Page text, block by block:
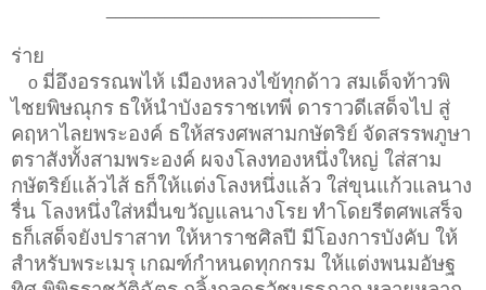
ร่าย
o มี่อึงอรรณพไห้ เมืองหลวงไข้ทุกด้าว สมเด็จท้าวพิ
ไชยพิษณุกร ธให้นำบังอรราชเทพี ดาราวดีเสด็จไป สู่
คฤหาไลยพระองค์ ธให้สรงศพสามกษัตริย์ จัดสรรพภูษา
ตราสังทั้งสามพระองค์ ผจงโลงทองหนึ่งใหญ่ ใส่สาม
กษัตริย์แล้วไส้ ธก็ให้แต่งโลงหนึ่งแล้ว ใส่ขุนแก้วแลนาง
รื่น โลงหนึ่งใส่หมื่นขวัญแลนางโรย ทำโดยรีตศพเสร็จ
ธก็เสด็จยังปราสาท ให้หาราชศิลปี มีโองการบังคับ ให้
สำหรับพระเมรุ เกฌฑ์กำหนดทุกกรม ให้แต่งพนมอัษฐ